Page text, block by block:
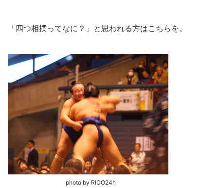
「四つ相撲ってなに？」と思われる方はこちらを。
photo by RICO24h